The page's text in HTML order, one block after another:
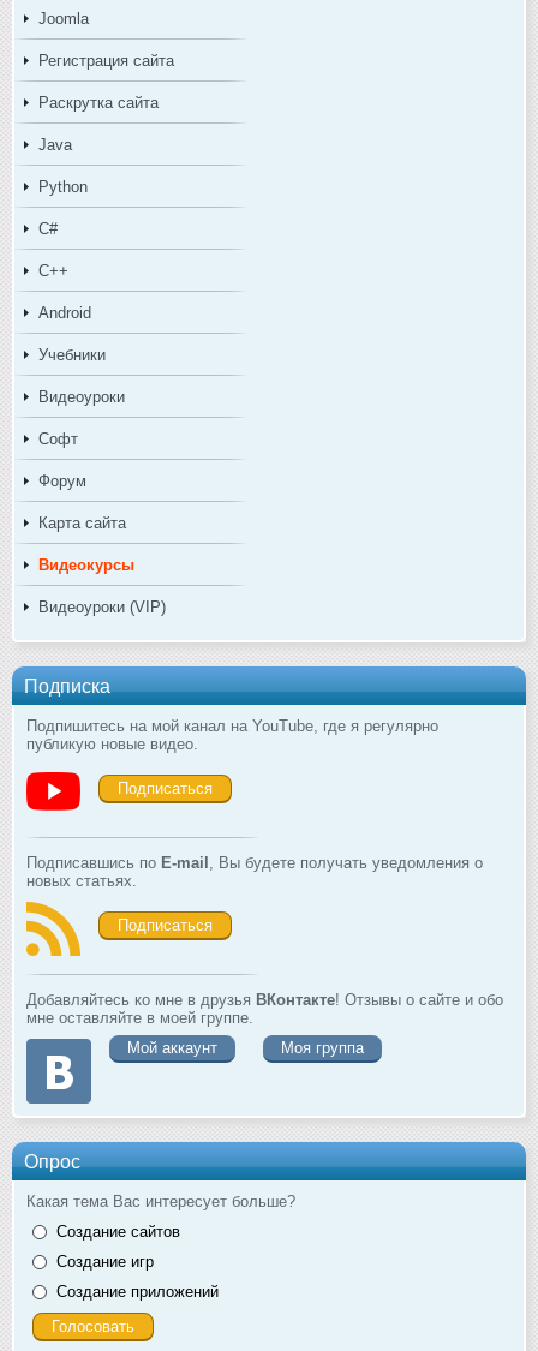
Joomla
Регистрация сайта
Раскрутка сайта
Java
Python
C#
C++
Android
Учебники
Видеоуроки
Софт
Форум
Карта сайта
Видеокурсы
Видеоуроки (VIP)
Подписка
Подпишитесь на мой канал на YouTube, где я регулярно
публикую новые видео.
Подписаться
Подписавшись по E-mail , Вы будете получать уведомления о
новых статьях.
Подписаться
Добавляйтесь ко мне в друзья ВКонтакте! Отзывы о сайте и обо
мне оставляйте в моей группе.
Мой аккаунт
Моя группа
Опрос
Какая тема Вас интересует больше?
Создание сайтов
Создание игр
Создание приложений